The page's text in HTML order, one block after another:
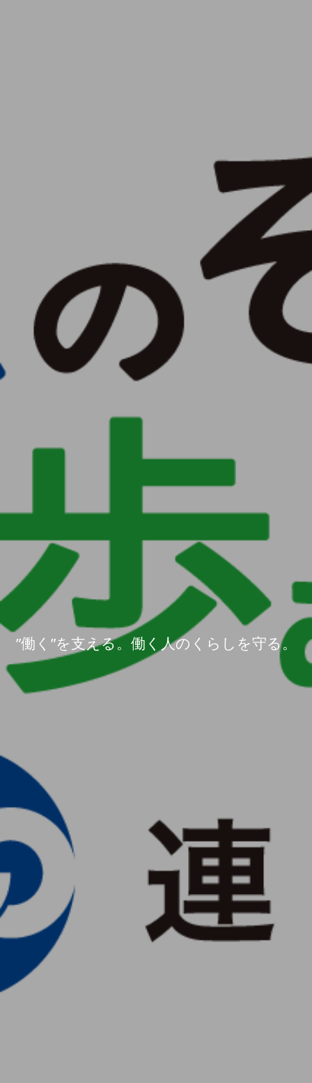
”働く”を支える。働く人のくらしを守る。
”働く”を支える。働く人のくらしを守る。
”働く”を支える。働く人のくらしを守る。
”働く”を支える。働く人のくらしを守る。
”働く”を支える。働く人のくらしを守る。